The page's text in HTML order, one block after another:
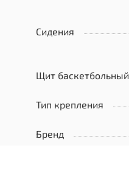
Сидения
Щит баскетбольный
Тип крепления
Бренд